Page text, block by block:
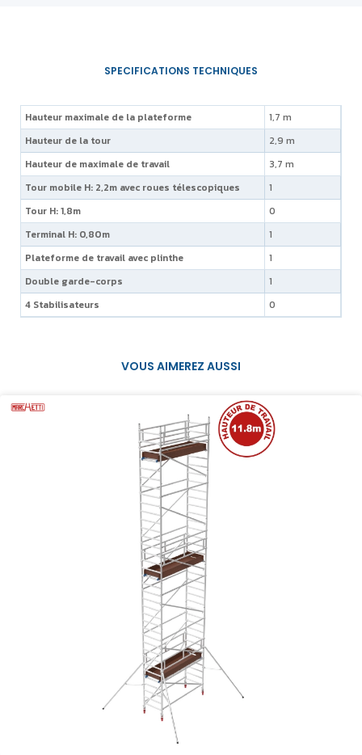
Hauteur maximale de la plateforme
1,7 m
Hauteur de la tour
2,9 m
Hauteur de maximale de travail
3,7 m
Tour mobile H: 2,2m avec roues télescopiques
1
Tour H: 1,8m
0
Terminal H: 0,80m
1
Plateforme de travail avec plinthe
1
Double garde-corps
1
4 Stabilisateurs
0
VOUS AIMEREZ AUSSI